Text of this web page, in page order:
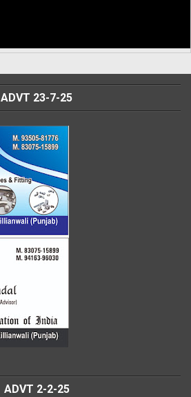
ADVT 23-7-25
ADVT 2-2-25